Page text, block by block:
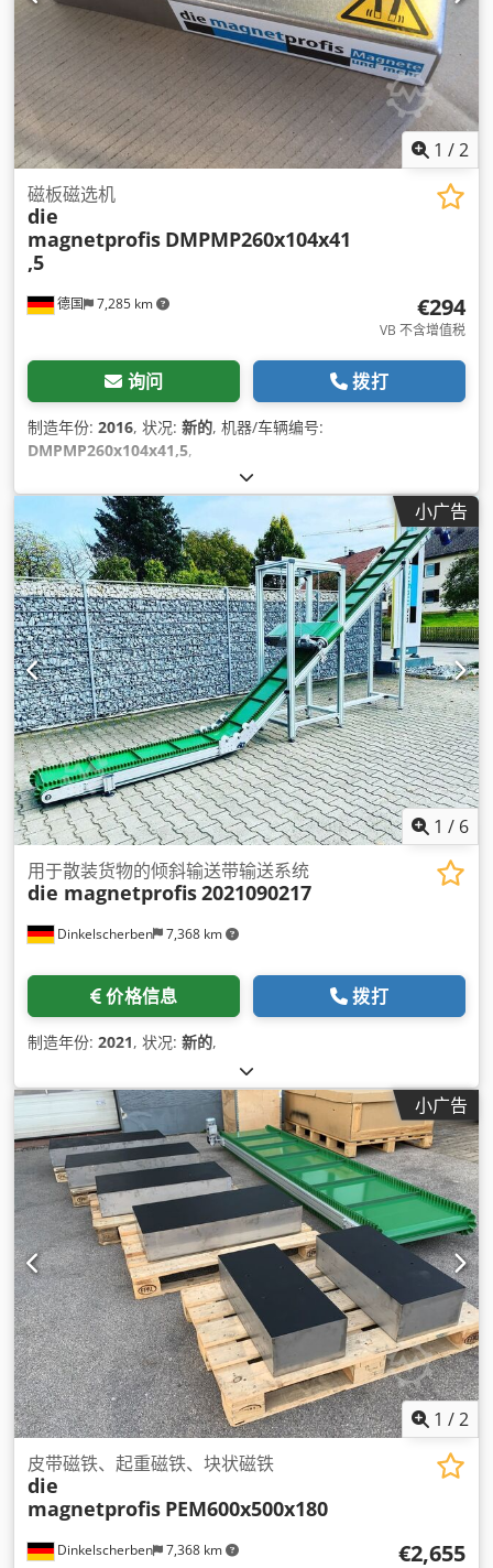
1 /2
德国 7,285 km
磁板磁选机
die
magnetprofis DMPMP260x104x41
,5
€294
VB 不含增值税
询问 拨打
制造年份: 2016, 状况: 新的, 机器/车辆编号:
DMPMP260x104x41,5,
小广告
1 / 6
Dinkelscherben 7,368 km
用于散装货物的倾斜输送带输送系统
die magnetprofis2021090217
价格信息 拨打
制造年份: 2021, 状况: 新的,
小广告
1 /2
Dinkelscherben 7,368 km
皮带磁铁、起重磁铁、块状磁铁
die
magnetprofis PEM600x500x180
€2,655